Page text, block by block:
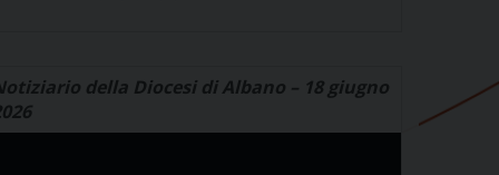
della Diocesi di Albano – 18 giugno